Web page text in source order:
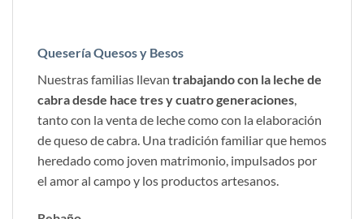
variantes.
opciones
se
pueden
elegir
la
página
opciones
se
pueden
elegir
la
página
Quesería Quesos y Besos
Nuestras familias llevan trabajando con la leche de
cabra desde hace tres y cuatro generaciones,
tanto con la venta de leche como con la elaboración
de queso de cabra. Una tradición familiar que hemos
heredado como joven matrimonio, impulsados por
el amor al campo y los productos artesanos.